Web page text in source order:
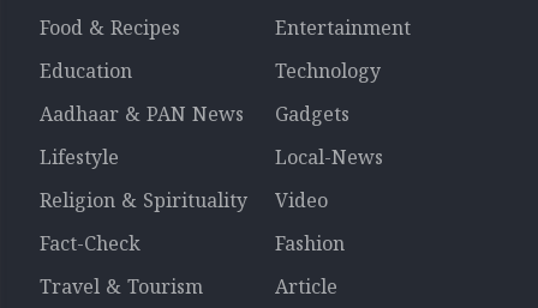
Food & Recipes
Entertainment
Education
Technology
Aadhaar & PAN News
Gadgets
Lifestyle
Local-News
Religion & Spirituality
Video
Fact-Check
Fashion
Travel & Tourism
Article